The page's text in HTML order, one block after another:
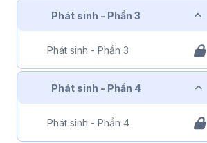
Phát sinh - Phần 3
Phát sinh - Phần 3
Phát sinh - Phần 4
Phát sinh - Phần 4